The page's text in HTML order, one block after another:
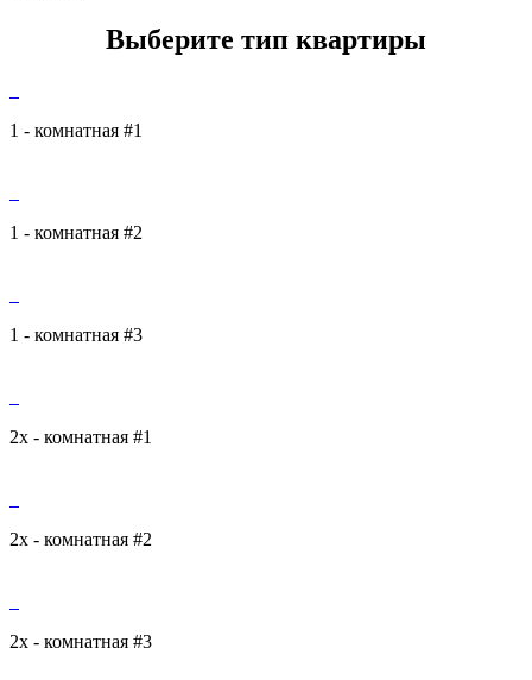
Выберите тип квартиры
1 - комнатная #1
1 - комнатная #2
1 - комнатная #3
2х - комнатная #1
2х - комнатная #2
2х - комнатная #3